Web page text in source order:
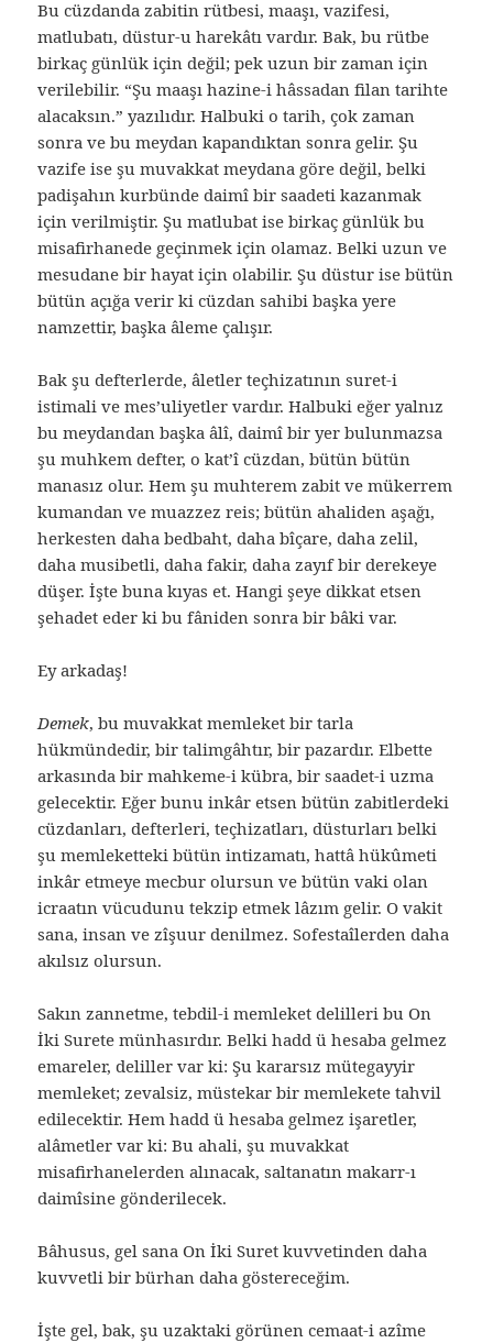
Bu cüzdanda zabitin rütbesi, maaşı, vazifesi,
matlubatı, düstur-u harekâtı vardır. Bak, bu rütbe
birkaç günlük için değil; pek uzun bir zaman için
verilebilir. “Şu maaşı hazine-i hâssadan filan tarihte
alacaksın.” yazılıdır. Halbuki o tarih, çok zaman
sonra ve bu meydan kapandıktan sonra gelir. Şu
vazife ise şu muvakkat meydana göre değil, belki
padişahın kurbünde daimî bir saadeti kazanmak
için verilmiştir. Şu matlubat ise birkaç günlük bu
misafirhanede geçinmek için olamaz. Belki uzun ve
mesudane bir hayat için olabilir. Şu düstur ise bütün
bütün açığa verir ki cüzdan sahibi başka yere
namzettir, başka âleme çalışır.
Bak şu defterlerde, âletler teçhizatının suret-i
istimali ve mes’uliyetler vardır. Halbuki eğer yalnız
bu meydandan başka âlî, daimî bir yer bulunmazsa
şu muhkem defter, o kat’î cüzdan, bütün bütün
manasız olur. Hem şu muhterem zabit ve mükerrem
kumandan ve muazzez reis; bütün ahaliden aşağı,
herkesten daha bedbaht, daha bîçare, daha zelil,
daha musibetli, daha fakir, daha zayıf bir derekeye
düşer. İşte buna kıyas et. Hangi şeye dikkat etsen
şehadet eder ki bu fâniden sonra bir bâki var.
Ey arkadaş!
Demek, bu muvakkat memleket bir tarla
hükmündedir, bir talimgâhtır, bir pazardır. Elbette
arkasında bir mahkeme-i kübra, bir saadet-i uzma
gelecektir. Eğer bunu inkâr etsen bütün zabitlerdeki
cüzdanları, defterleri, teçhizatları, düsturları belki
şu memleketteki bütün intizamatı, hattâ hükûmeti
inkâr etmeye mecbur olursun ve bütün vaki olan
icraatın vücudunu tekzip etmek lâzım gelir. O vakit
sana, insan ve zîşuur denilmez. Sofestaîlerden daha
akılsız olursun.
Sakın zannetme, tebdil-i memleket delilleri bu On
İki Surete münhasırdır. Belki hadd ü hesaba gelmez
emareler, deliller var ki: Şu kararsız mütegayyir
memleket; zevalsiz, müstekar bir memlekete tahvil
edilecektir. Hem hadd ü hesaba gelmez işaretler,
alâmetler var ki: Bu ahali, şu muvakkat
misafirhanelerden alınacak, saltanatın makarr-ı
daimîsine gönderilecek.
Bâhusus, gel sana On İki Suret kuvvetinden daha
kuvvetli bir bürhan daha göstereceğim.
İşte gel, bak, şu uzaktaki görünen cemaat-i azîme